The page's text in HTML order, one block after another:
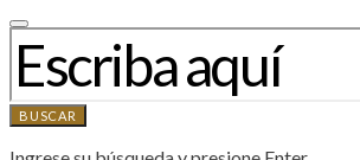
BUSCAR:
BUSCAR